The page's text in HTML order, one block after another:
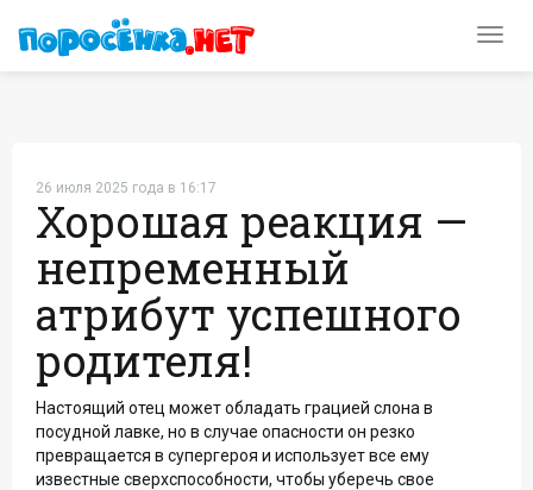
26 июля 2025 года в 16:17
Хорошая реакция —
непременный
атрибут успешного
родителя!
Настоящий отец может обладать грацией слона в
посудной лавке, но в случае опасности он резко
превращается в супергероя и использует все ему
известные сверхспособности, чтобы уберечь свое